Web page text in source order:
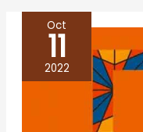
Oct
11
2022
nous
longtemps